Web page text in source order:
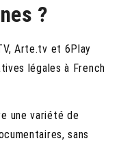
?
Arte.tv et 6Play
légales à French
une variété de
sans